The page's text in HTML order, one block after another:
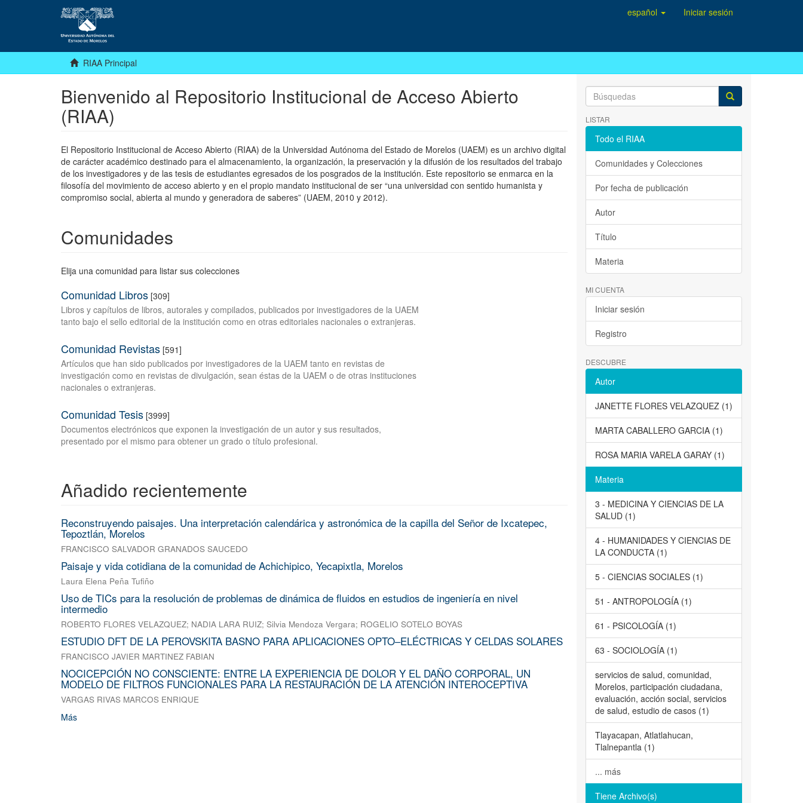
español Iniciar sesión
RIAA Principal
Bienvenido al Repositorio Institucional de Acceso Abierto
(RIAA)
El Repositorio Institucional de Acceso Abierto (RIAA) de la Universidad Autónoma del Estado de Morelos (UAEM) es un archivo digital
de carácter académico destinado para el almacenamiento, la organización, la preservación y la difusión de los resultados del trabajo
de los investigadores y de las tesis de estudiantes egresados de los posgrados de la institución. Este repositorio se enmarca en la
filosofía del movimiento de acceso abierto y en el propio mandato institucional de ser “una universidad con sentido humanista y
compromiso social, abierta al mundo y generadora de saberes” (UAEM, 2010 y 2012).
Comunidades
Elija una comunidad para listar sus colecciones
Comunidad Libros [309]
Libros y capítulos de libros, autorales y compilados, publicados por investigadores de la UAEM
tanto bajo el sello editorial de la institución como en otras editoriales nacionales o extranjeras.
Comunidad Revistas [591]
Artículos que han sido publicados por investigadores de la UAEM tanto en revistas de
investigación como en revistas de divulgación, sean éstas de la UAEM o de otras instituciones
nacionales o extranjeras.
Comunidad Tesis [3999]
Documentos electrónicos que exponen la investigación de un autor y sus resultados,
presentado por el mismo para obtener un grado o título profesional.
Añadido recientemente
Reconstruyendo paisajes. Una interpretación calendárica y astronómica de la capilla del Señor de Ixcatepec,
Tepoztlán, Morelos
FRANCISCO SALVADOR GRANADOS SAUCEDO
Paisaje y vida cotidiana de la comunidad de Achichipico, Yecapixtla, Morelos
Laura Elena Peña Tufiño
Uso de TICs para la resolución de problemas de dinámica de fluidos en estudios de ingeniería en nivel
intermedio
ROBERTO FLORES VELAZQUEZ; NADIA LARA RUIZ; Silvia Mendoza Vergara; ROGELIO SOTELO BOYAS
ESTUDIO DFT DE LA PEROVSKITA BASNO PARA APLICACIONES OPTO–ELÉCTRICAS Y CELDAS SOLARES
FRANCISCO JAVIER MARTINEZ FABIAN
NOCICEPCIÓN NO CONSCIENTE: ENTRE LA EXPERIENCIA DE DOLOR Y EL DAÑO CORPORAL, UN
MODELO DE FILTROS FUNCIONALES PARA LA RESTAURACIÓN DE LA ATENCIÓN INTEROCEPTIVA
VARGAS RIVAS MARCOS ENRIQUE
Más
LISTAR
Todo el RIAA
Comunidades y Colecciones
Por fecha de publicación
Autor
Título
Materia
MI CUENTA
Iniciar sesión
Registro
DESCUBRE
Autor
JANETTE FLORES VELAZQUEZ (1)
MARTA CABALLERO GARCIA (1)
ROSA MARIA VARELA GARAY (1)
Materia
3 - MEDICINA Y CIENCIAS DE LA
SALUD (1)
4 - HUMANIDADES Y CIENCIAS DE
LA CONDUCTA (1)
5 - CIENCIAS SOCIALES (1)
51 - ANTROPOLOGÍA (1)
61 - PSICOLOGÍA (1)
63 - SOCIOLOGÍA (1)
servicios de salud, comunidad,
Morelos, participación ciudadana,
evaluación, acción social, servicios
de salud, estudio de casos (1)
Tlayacapan, Atlatlahucan,
Tlalnepantla (1)
... más
Tiene Archivo(s)